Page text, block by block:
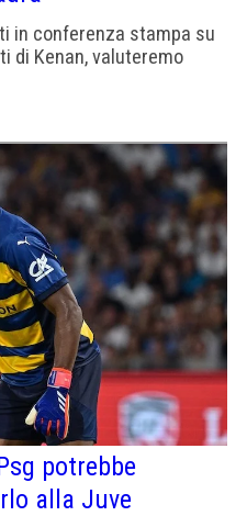
in conferenza stampa su
di Kenan, valuteremo
potrebbe
alla Juve